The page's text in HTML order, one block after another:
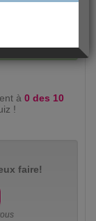
à 0 des 10
!
faire!